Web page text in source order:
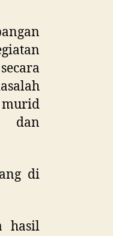
murid
dan
di
hasil